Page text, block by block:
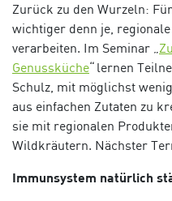
Zurück zu den Wurzeln:
wichtiger denn je,
verarbeiten. Im Seminar „
Genussküche“ lernen
Schulz, mit möglichst
aus einfachen Zutaten zu
sie mit regionalen
Wildkräutern. Nächster
Immunsystem natürlich